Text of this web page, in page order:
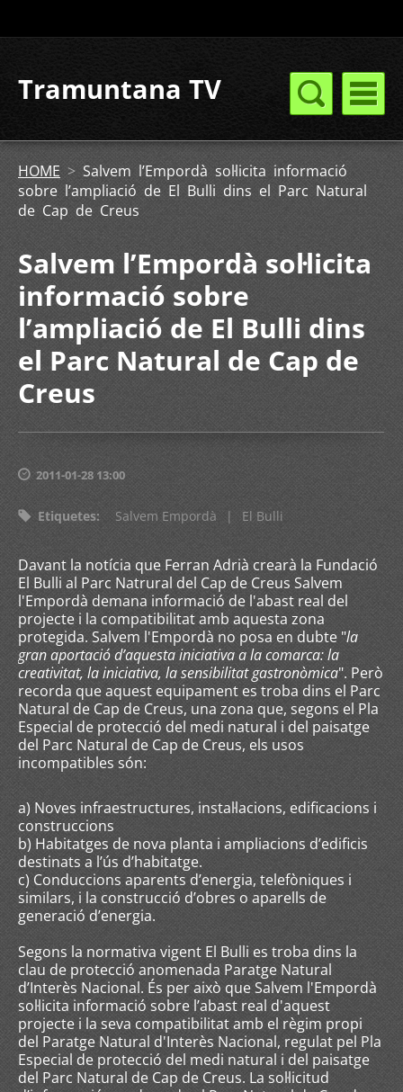
Tramuntana TV
HOME > Salvem l’Empordà sol·licita informació
sobre l’ampliació de El Bulli dins el Parc Natural
de Cap de Creus
Salvem l’Empordà sol·licita
informació sobre
l’ampliació de El Bulli dins
el Parc Natural de Cap de
Creus
2011-01-28 13:00
Etiquetes: Salvem Empordà | El Bulli
Davant la notícia que Ferran Adrià crearà la Fundació
El Bulli al Parc Natrural del Cap de Creus Salvem
l'Empordà demana informació de l'abast real del
projecte i la compatibilitat amb aquesta zona
protegida. Salvem l'Empordà no posa en dubte "la
gran aportació d’aquesta iniciativa a la comarca: la
creativitat, la iniciativa, la sensibilitat gastronòmica". Però
recorda que aquest equipament es troba dins el Parc
Natural de Cap de Creus, una zona que, segons el Pla
Especial de protecció del medi natural i del paisatge
del Parc Natural de Cap de Creus, els usos
incompatibles són:
a) Noves infraestructures, instal·lacions, edificacions i
construccions
b) Habitatges de nova planta i ampliacions d’edificis
destinats a l’ús d’habitatge.
c) Conduccions aparents d’energia, telefòniques i
similars, i la construcció d’obres o aparells de
generació d’energia.
Segons la normativa vigent El Bulli es troba dins la
clau de protecció anomenada Paratge Natural
d’Interès Nacional. És per això que Salvem l'Empordà
sol·licita informació sobre l’abast real d'aquest
projecte i la seva compatibilitat amb el règim propi
del Paratge Natural d'Interès Nacional, regulat pel Pla
Especial de protecció del medi natural i del paisatge
del Parc Natural de Cap de Creus. La sol·licitud